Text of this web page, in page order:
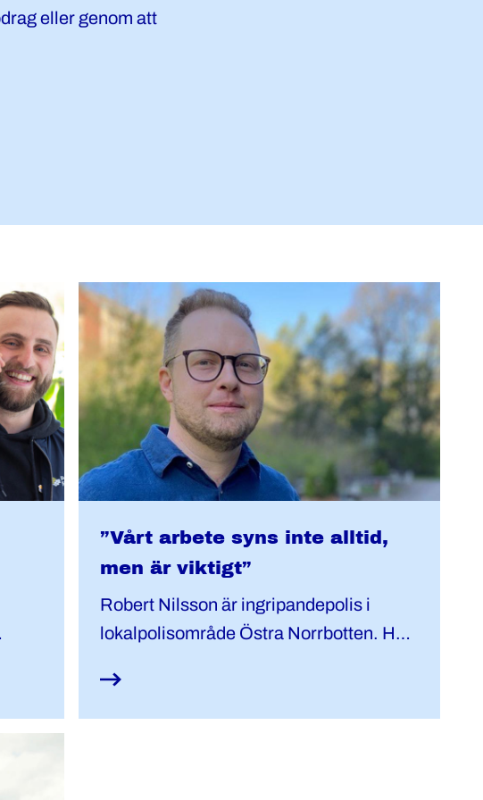
eller genom att
”Vårt arbete syns inte alltid,
men är viktigt”
Robert Nilsson är ingripandepolis i
lokalpolisområde Östra Norrbotten. Han
styrelsen.